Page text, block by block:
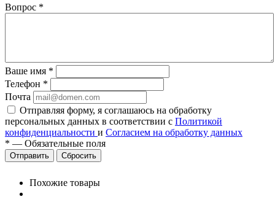
Вопрос *
Ваше имя *
Телефон *
Почта
Отправляя форму, я соглашаюсь на обработку
персональных данных в соответствии с Политикой
конфиденциальности и Согласием на обработку данных
* — Обязательные поля
Сбросить
Похожие товары